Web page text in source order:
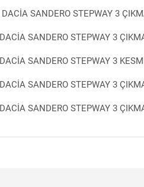
DACİA SANDERO STEPWAY 3
DACİA SANDERO STEPWAY 3
DACİA SANDERO STEPWAY 3
DACİA SANDERO STEPWAY 3
DACİA SANDERO STEPWAY 3